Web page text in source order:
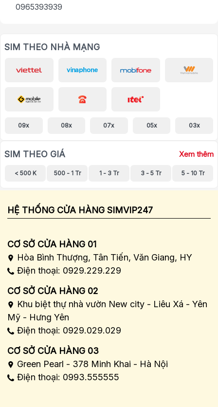
0965393939
SIM THEO NHÀ MẠNG
09x 08x 07x 05x 03x
SIM THEO GIÁ Xem thêm
< 500 K 500 - 1 Tr 1 - 3 Tr 3 - 5 Tr 5 - 10 Tr
HỆ THỐNG CỬA HÀNG SIMVIP247
CƠ SỞ CỬA HÀNG 01
Hòa Bình Thượng, Tân Tiến, Văn Giang, HY
Điện thoại: 0929.229.229
CƠ SỞ CỬA HÀNG 02
Khu biệt thự nhà vườn New city - Liêu Xá - Yên
Mỹ - Hưng Yên
Điện thoại: 0929.029.029
CƠ SỞ CỬA HÀNG 03
Green Pearl - 378 Minh Khai - Hà Nội
Điện thoại: 0993.555555